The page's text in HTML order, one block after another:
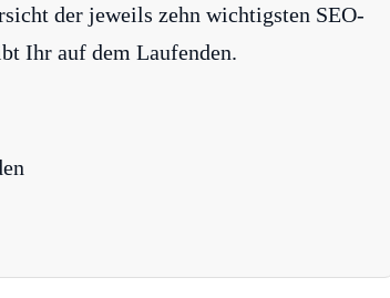
der jeweils zehn wichtigsten SEO-
Ihr auf dem Laufenden.